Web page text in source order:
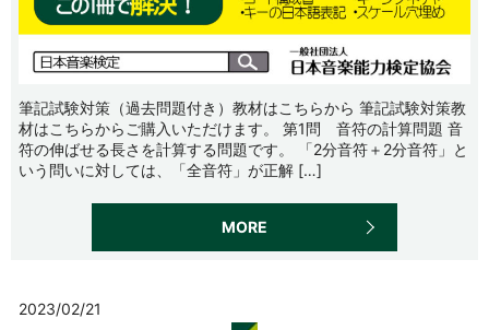
筆記試験対策（過去問題付き）教材はこちらから 筆記試験対策教
材はこちらからご購入いただけます。 第1問 音符の計算問題 音
符の伸ばせる長さを計算する問題です。 「2分音符＋2分音符」と
いう問いに対しては、「全音符」が正解 […]
MORE
2023/02/21